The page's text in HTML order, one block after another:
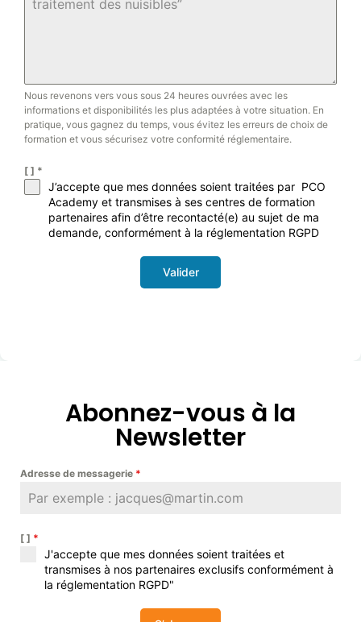
Nous revenons vers vous sous 24 heures ouvrées avec les
informations et disponibilités les plus adaptées à votre situation. En
pratique, vous gagnez du temps, vous évitez les erreurs de choix de
formation et vous sécurisez votre conformité réglementaire.
[ ] *
J’accepte que mes données soient traitées par PCO
Academy et transmises à ses centres de formation
partenaires afin d’être recontacté(e) au sujet de ma
demande, conformément à la réglementation RGPD
Valider
Abonnez-vous à la
Newsletter
Adresse de messagerie *
[ ] *
J'accepte que mes données soient traitées et
transmises à nos partenaires exclusifs conformément à
la réglementation RGPD"